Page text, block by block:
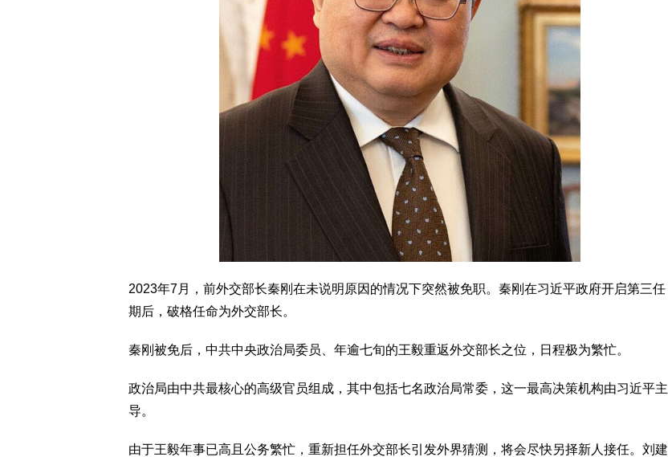
2023年7月，前外交部长秦刚在未说明原因的情况下突然被免职。秦刚在习近平政府开启第三任
期后，破格任命为外交部长。
秦刚被免后，中共中央政治局委员、年逾七旬的王毅重返外交部长之位，日程极为繁忙。
政治局由中共最核心的高级官员组成，其中包括七名政治局常委，这一最高决策机构由习近平主
导。
由于王毅年事已高且公务繁忙，重新担任外交部长引发外界猜测，将会尽快另择新人接任。刘建